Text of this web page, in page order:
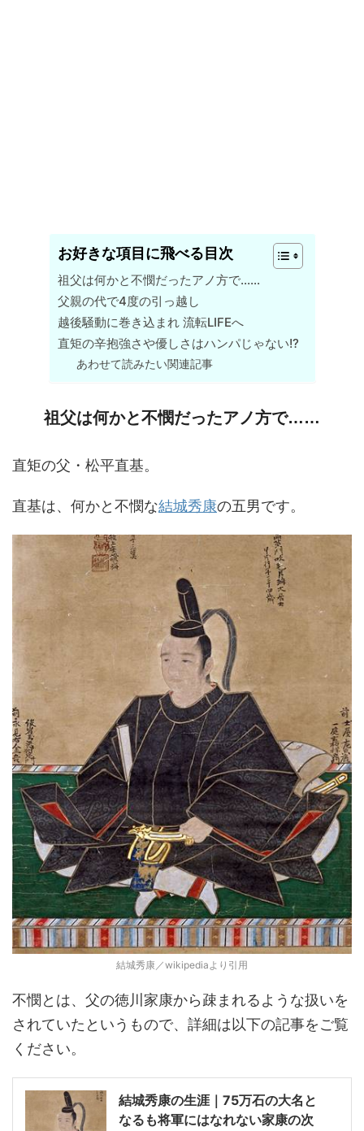
お好きな項目に飛べる目次
祖父は何かと不憫だったアノ方で……
父親の代で4度の引っ越し
越後騒動に巻き込まれ 流転LIFEへ
直矩の辛抱強さや優しさはハンパじゃない!?
あわせて読みたい関連記事
祖父は何かと不憫だったアノ方で……
直矩の父・松平直基。
直基は、何かと不憫な結城秀康の五男です。
結城秀康／wikipediaより引用
不憫とは、父の徳川家康から疎まれるような扱いを
されていたというもので、詳細は以下の記事をご覧
ください。
結城秀康の生涯｜75万石の大名と
なるも将軍にはなれない家康の次